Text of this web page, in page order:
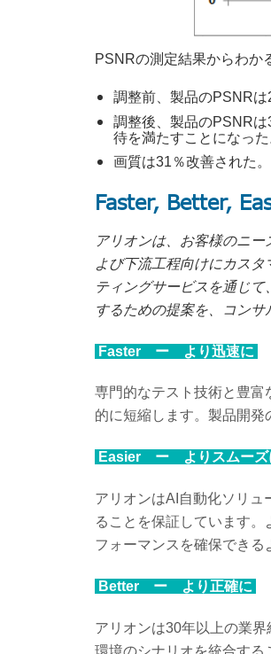
PSNRの測定結果からわか
調整前、製品のPSNR
調整後、製品のPSNR
待を満たすことになった
画質は31％改善された。
Faster, Better,
アリオンは、お客様のニ
よび下流工程向けにカス
ティングサービスを通じ
するための提案を、コン
Faster ー より迅速に
専門的なテスト技術と豊
的に短縮します。製品開
Easier ー よりスムーズ
アリオンはAI自動化ソリ
ることを保証しています
フォーマンスを確保でき
Better ー より正確に
アリオンは30年以上の業
環境のシナリオを統合す